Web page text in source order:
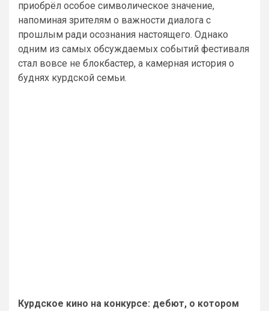
приобрёл особое символическое значение,
напоминая зрителям о важности диалога с
прошлым ради осознания настоящего. Однако
одним из самых обсуждаемых событий фестиваля
стал вовсе не блокбастер, а камерная история о
буднях курдской семьи.
Курдское кино на конкурсе: дебют, о котором